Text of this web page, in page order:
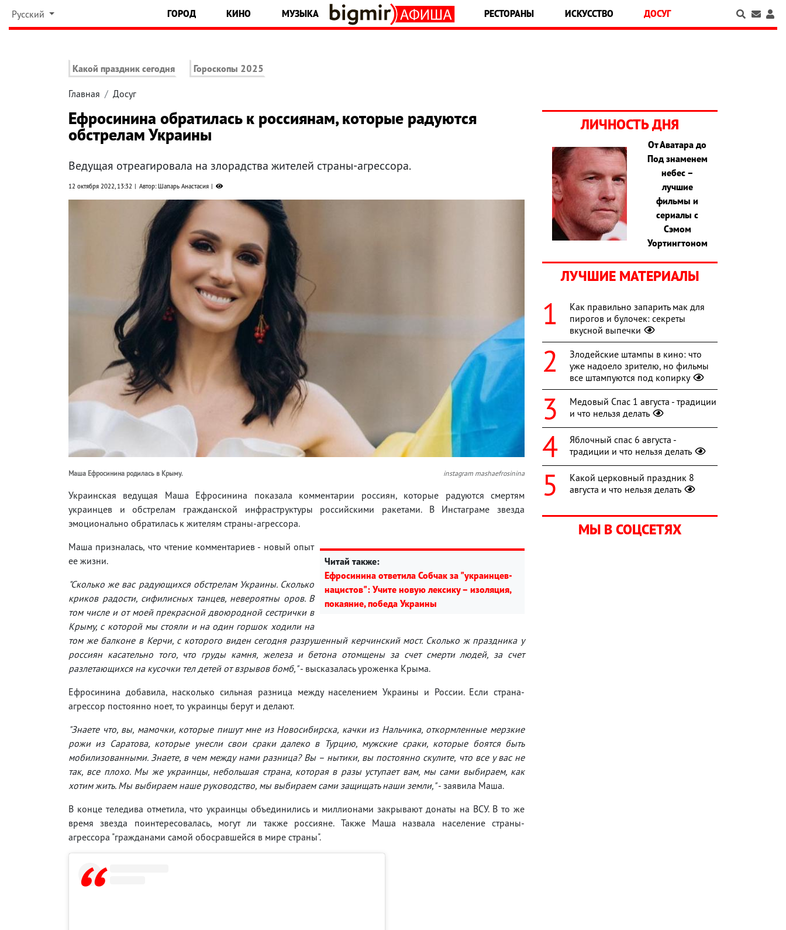
Русский ГОРОД КИНО МУЗЫКА РЕСТОРАНЫ ИСКУССТВО ДОСУГ
Какой праздник сегодня Гороскопы 2025
Главная Досуг
Ефросинина обратилась к россиянам, которые радуются
обстрелам Украины
Ведущая отреагировала на злорадства жителей страны-агрессора.
12 октября 2022, 13:32 Автор: Шапарь Анастасия
Маша Ефросинина родилась в Крыму. instagram mashaefrosinina
Украинская ведущая Маша Ефросинина показала комментарии россиян, которые радуются смертям
украинцев и обстрелам гражданской инфраструктуры российскими ракетами. В Инстаграме звезда
эмоционально обратилась к жителям страны-агрессора.
Читай также:
Ефросинина ответила Собчак за "украинцев-
нацистов": Учите новую лексику – изоляция,
покаяние, победа Украины
Маша призналась, что чтение комментариев - новый опыт
ее жизни.
"Сколько же вас радующихся обстрелам Украины. Сколько
криков радости, сифилисных танцев, невероятны оров. В
том числе и от моей прекрасной двоюродной сестрички в
Крыму, с которой мы стояли и на один горшок ходили на
том же балконе в Керчи, с которого виден сегодня разрушенный керчинский мост. Сколько ж праздника у
россиян касательно того, что груды камня, железа и бетона отомщены за счет смерти людей, за счет
разлетающихся на кусочки тел детей от взрывов бомб,"- высказалась уроженка Крыма.
Ефросинина добавила, насколько сильная разница между населением Украины и России. Если страна-
агрессор постоянно ноет, то украинцы берут и делают.
"Знаете что, вы, мамочки, которые пишут мне из Новосибирска, качки из Нальчика, откормленные мерзкие
рожи из Саратова, которые унесли свои сраки далеко в Турцию, мужские сраки, которые боятся быть
мобилизованными. Знаете, в чем между нами разница? Вы – нытики, вы постоянно скулите, что все у вас не
так, все плохо. Мы же украинцы, небольшая страна, которая в разы уступает вам, мы сами выбираем, как
хотим жить. Мы выбираем наше руководство, мы выбираем сами защищать наши земли,"- заявила Маша.
В конце теледива отметила, что украинцы объединились и миллионами закрывают донаты на ВСУ. В то же
время звезда поинтересовалась, могут ли также россияне. Также Маша назвала население страны-
агрессора "гражданами самой обосравшейся в мире страны".
ЛИЧНОСТЬ ДНЯ
От Аватара до
Под знаменем
небес –
лучшие
фильмы и
сериалы с
Сэмом
Уортингтоном
ЛУЧШИЕ МАТЕРИАЛЫ
Как правильно запарить мак для
пирогов и булочек: секреты
вкусной выпечки
Злодейские штампы в кино: что
уже надоело зрителю, но фильмы
все штампуются под копирку
Медовый Спас 1 августа - традиции
и что нельзя делать
Яблочный спас 6 августа -
традиции и что нельзя делать
Какой церковный праздник 8
августа и что нельзя делать
МЫ В СОЦСЕТЯХ